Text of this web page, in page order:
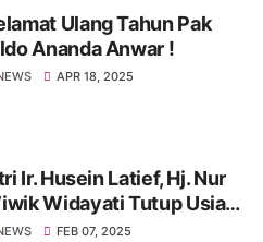
Ulang Tahun Pak
Ananda Anwar !
APR 18, 2025
Ir. Husein Latief, Hj. Nur
Widayati Tutup Usia.
Rildo Sampaikan
FEB 07, 2025